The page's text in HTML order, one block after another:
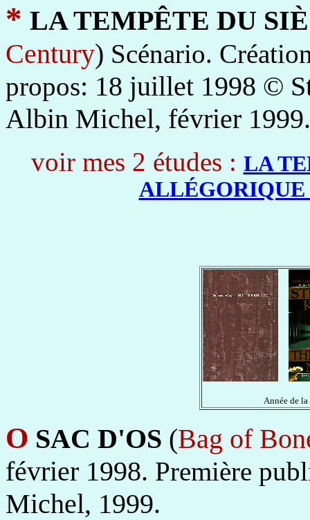
* LA TEMPÊTE DU
Century) Scénario.
propos: 18 juillet 1998 ©
Albin Michel, février 1999.
voir mes 2 études : LA
ALLÉGORIQUE
.. ..
Année de la
O SAC D'OS (Bag of
février 1998. Première
Michel, 1999.